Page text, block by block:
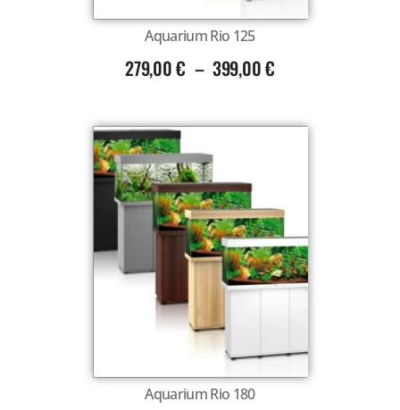
Aquarium Rio 125
279,00€ – 399,00€
Aquarium Rio 180